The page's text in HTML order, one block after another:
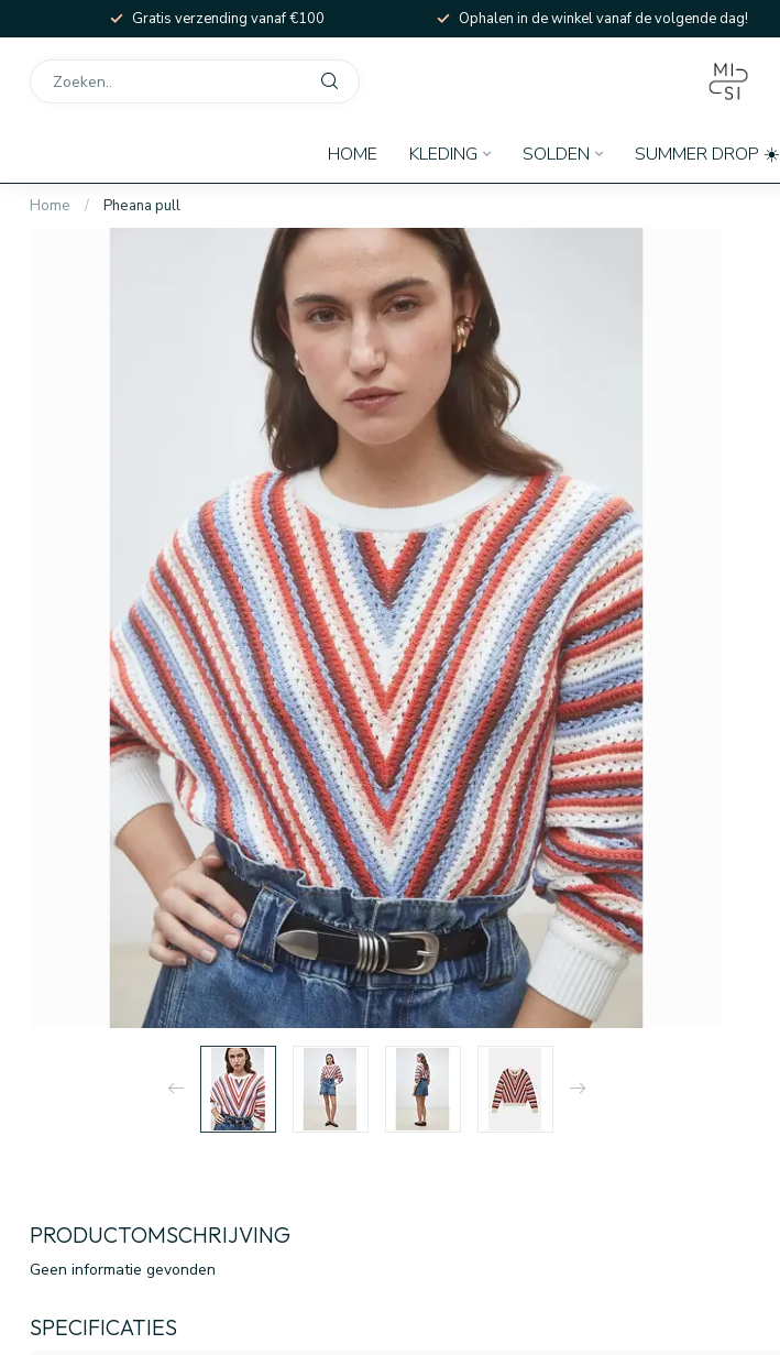
Gratis verzending vanaf €100 Ophalen in de winkel vanaf de volgende dag!
HOME KLEDING SOLDEN SUMMER DROP ☀️
Home / Pheana pull
PRODUCTOMSCHRIJVING
Geen informatie gevonden
SPECIFICATIES